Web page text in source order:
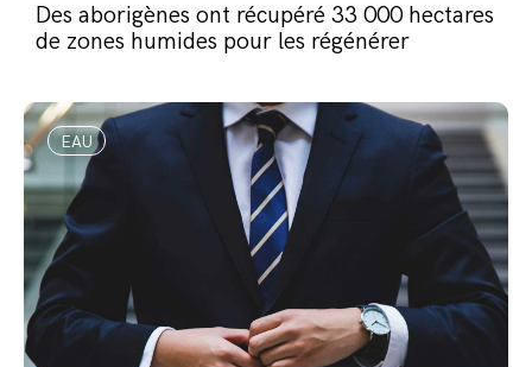
Des aborigènes ont récupéré 33 000 hectares
de zones humides pour les régénérer
EAU